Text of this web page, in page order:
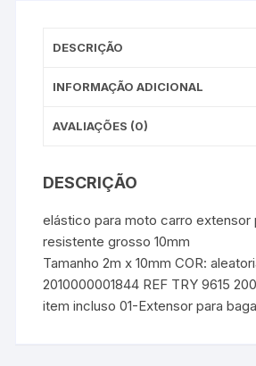
DESCRIÇÃO
INFORMAÇÃO ADICIONAL
AVALIAÇÕES (0)
DESCRIÇÃO
elástico para moto carro extensor
resistente grosso 10mm
Tamanho 2m x 10mm COR:
2010000001844 REF TRY 9615
item incluso 01-Extensor para